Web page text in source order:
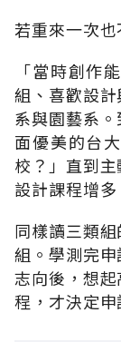
若重來一次
「當時創作
組、喜歡設
系與園藝系
面優美的台
校？」直到
設計課程增
同樣讀三類
組。學測完
志向後，想
程，才決定申